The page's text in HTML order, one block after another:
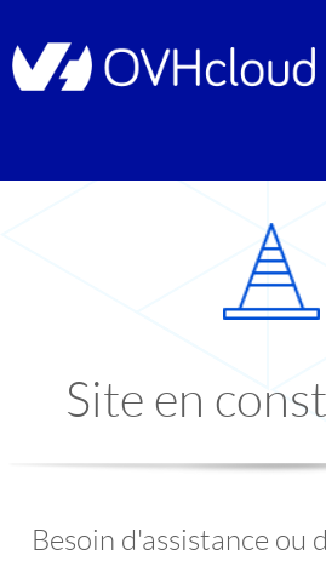
Site en
Besoin d'assistance ou